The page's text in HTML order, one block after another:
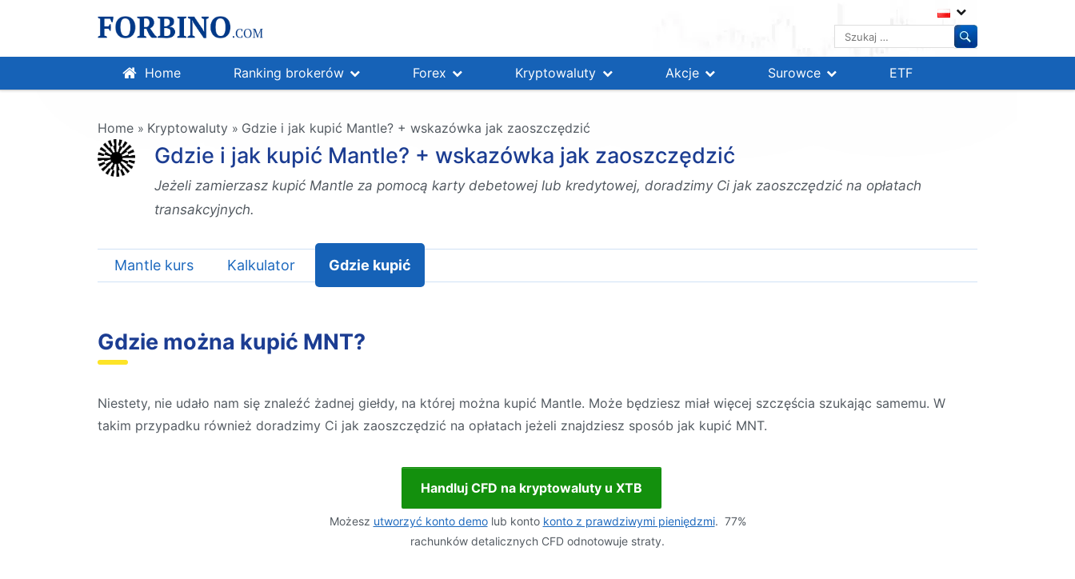
Szukaj:
Home Ranking brokerów Forex Kryptowaluty Akcje Surowce ETF
Home » Kryptowaluty » Gdzie i jak kupić Mantle? + wskazówka jak zaoszczędzić
Gdzie i jak kupić Mantle? + wskazówka jak zaoszczędzić
Jeżeli zamierzasz kupić Mantle za pomocą karty debetowej lub kredytowej, doradzimy Ci jak zaoszczędzić na opłatach
transakcyjnych.
Mantle kurs Kalkulator Gdzie kupić
Gdzie można kupić MNT?
Niestety, nie udało nam się znaleźć żadnej giełdy, na której można kupić Mantle. Może będziesz miał więcej szczęścia szukając samemu. W
takim przypadku również doradzimy Ci jak zaoszczędzić na opłatach jeżeli znajdziesz sposób jak kupić MNT.
Handluj CFD na kryptowaluty u XTB
Możesz utworzyć konto demolub konto konto z prawdziwymi pieniędzmi. 77%
rachunków detalicznych CFD odnotowuje straty.